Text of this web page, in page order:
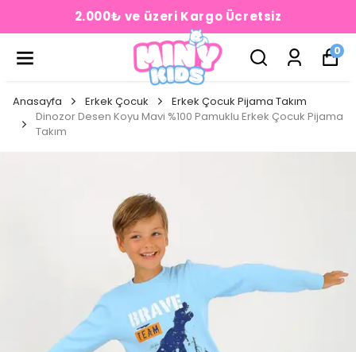
2.000₺ ve üzeri Kargo Ücretsiz
0
Anasayfa Erkek Çocuk
Erkek Çocuk Pijama Takım
Dinozor Desen Koyu Mavi %100 Pamuklu Erkek Çocuk Pijama
Takım